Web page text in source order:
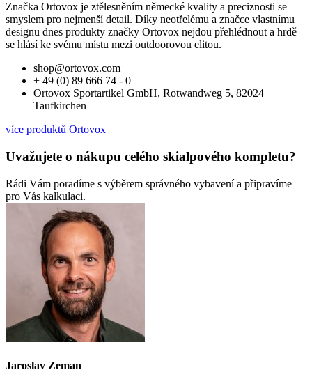
Značka Ortovox je ztělesněním německé kvality a preciznosti se
smyslem pro nejmenší detail. Díky neotřelému a značce vlastnímu
designu dnes produkty značky Ortovox nejdou přehlédnout a hrdě
se hlásí ke svému místu mezi outdoorovou elitou.
shop@ortovox.com
+ 49 (0) 89 666 74 - 0
Ortovox Sportartikel GmbH, Rotwandweg 5, 82024
Taufkirchen
více produktů Ortovox
Uvažujete o nákupu celého skialpového kompletu?
Rádi Vám poradíme s výběrem správného vybavení a připravíme
pro Vás kalkulaci.
Jaroslav Zeman